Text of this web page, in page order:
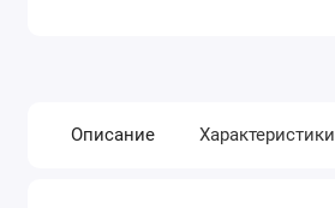
Описание Характеристики